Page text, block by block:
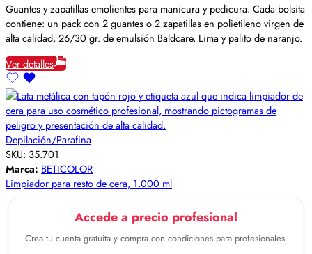
Guantes y zapatillas emolientes para manicura y pedicura. Cada bolsita
contiene: un pack con 2 guantes o 2 zapatillas en polietileno virgen de
alta calidad, 26/30 gr. de emulsión Baldcare, Lima y palito de naranjo.
Ver detalles
Depilación/Parafina
SKU: 35.701
Marca: BETICOLOR
Limpiador para resto de cera, 1.000 ml
Accede a precio profesional
Crea tu cuenta gratuita y compra con condiciones para profesionales.